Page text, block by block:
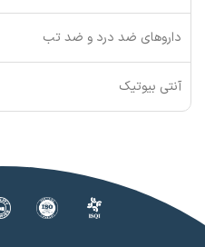
داروهای ضد درد و ضد تب
آنتی بیوتیک